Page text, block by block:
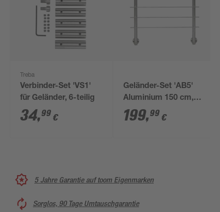
Treba
Verbinder-Set 'VS1'
für Geländer, 6-teilig
34,99 €
Geländer-Set 'AB5'
Aluminium 150 cm,
seitliche Montage
199,99 €
5 Jahre Garantie auf toom Eigenmarken
Sorglos, 90 Tage Umtauschgarantie